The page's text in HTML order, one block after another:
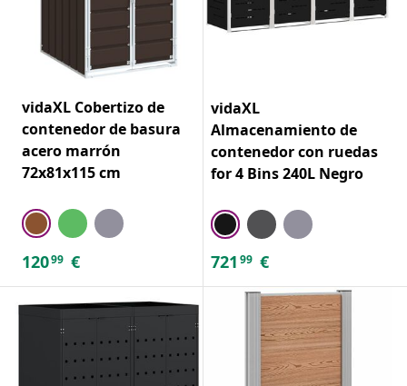
vidaXL Cobertizo de
contenedor de basura
acero marrón
72x81x115 cm
12099 €
vidaXL
Almacenamiento de
contenedor con ruedas
for 4 Bins 240L Negro
721 99 €